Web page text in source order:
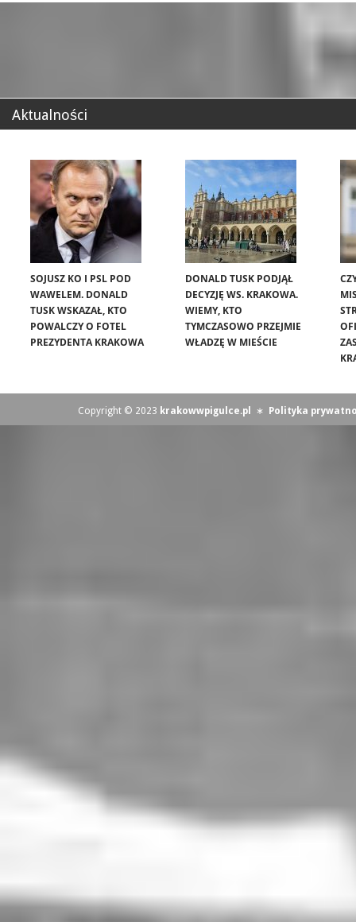
Aktualności
SOJUSZ KO I PSL POD
WAWELEM. DONALD
TUSK WSKAZAŁ, KTO
POWALCZY O FOTEL
PREZYDENTA KRAKOWA
DONALD TUSK PODJĄŁ
DECYZJĘ WS. KRAKOWA.
WIEMY, KTO
TYMCZASOWO PRZEJMIE
WŁADZĘ W MIEŚCIE
Copyright © 2023 krakowwpigulce.pl ∗ Polityka